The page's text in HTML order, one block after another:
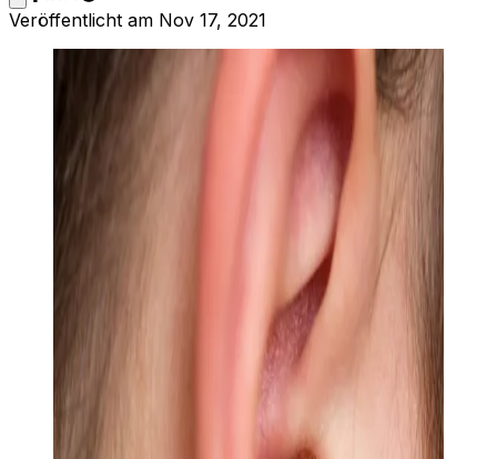
Veröffentlicht am Nov 17, 2021